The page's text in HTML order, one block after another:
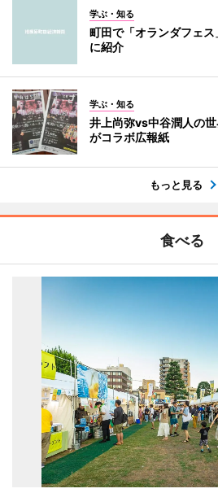
学ぶ・知る
町田で「オランダフェ
に紹介
学ぶ・知る
井上尚弥vs中谷潤人の
がコラボ広報紙
もっと見る
食べる